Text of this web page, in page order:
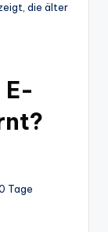
die älter
E-
Tage